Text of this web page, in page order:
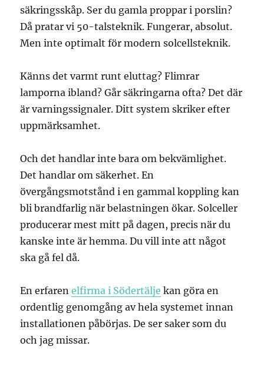
säkringsskåp. Ser du gamla proppar i porslin?
Då pratar vi 50-talsteknik. Fungerar, absolut.
Men inte optimalt för modern solcellsteknik.
Känns det varmt runt eluttag? Flimrar
lamporna ibland? Går säkringarna ofta? Det där
är varningssignaler. Ditt system skriker efter
uppmärksamhet.
Och det handlar inte bara om bekvämlighet.
Det handlar om säkerhet. En
övergångsmotstånd i en gammal koppling kan
bli brandfarlig när belastningen ökar. Solceller
producerar mest mitt på dagen, precis när du
kanske inte är hemma. Du vill inte att något
ska gå fel då.
En erfarenelfirma i Södertälje kan göra en
ordentlig genomgång av hela systemet innan
installationen påbörjas. De ser saker som du
och jag missar.